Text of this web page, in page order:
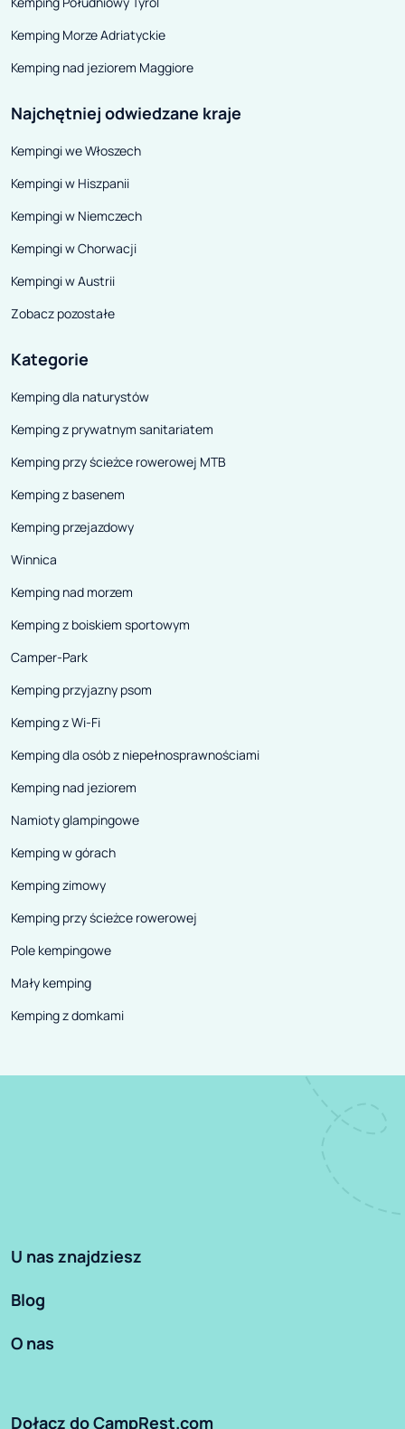
Kemping Morze Adriatyckie
Kemping nad jeziorem Maggiore
Najchętniej odwiedzane kraje
Kempingi we Włoszech
Kempingi w Hiszpanii
Kempingi w Niemczech
Kempingi w Chorwacji
Kempingi w Austrii
Zobacz pozostałe
Kategorie
Kemping dla naturystów
Kemping z prywatnym sanitariatem
Kemping przy ścieżce rowerowej MTB
Kemping z basenem
Kemping przejazdowy
Winnica
Kemping nad morzem
Kemping z boiskiem sportowym
Camper-Park
Kemping przyjazny psom
Kemping z Wi-Fi
Kemping dla osób z niepełnosprawnościami
Kemping nad jeziorem
Namioty glampingowe
Kemping w górach
Kemping zimowy
Kemping przy ścieżce rowerowej
Pole kempingowe
Mały kemping
Kemping z domkami
U nas znajdziesz
Blog
O nas
Dołącz do CampRest.com